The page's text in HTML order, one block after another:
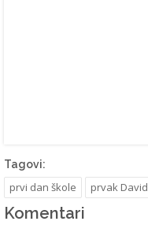
Tagovi:
prvi dan škole prvak David
Komentari